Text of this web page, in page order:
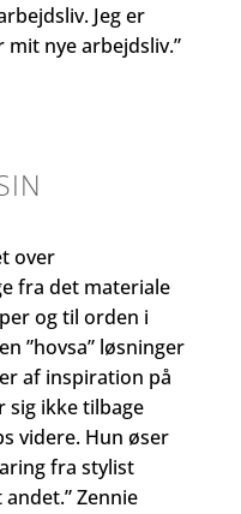
Jeg er
mit nye arbejdsliv.”
over
fra det materiale
og til orden i
”hovsa” løsninger
af inspiration på
sig ikke tilbage
videre. Hun øser
fra stylist
Zennie